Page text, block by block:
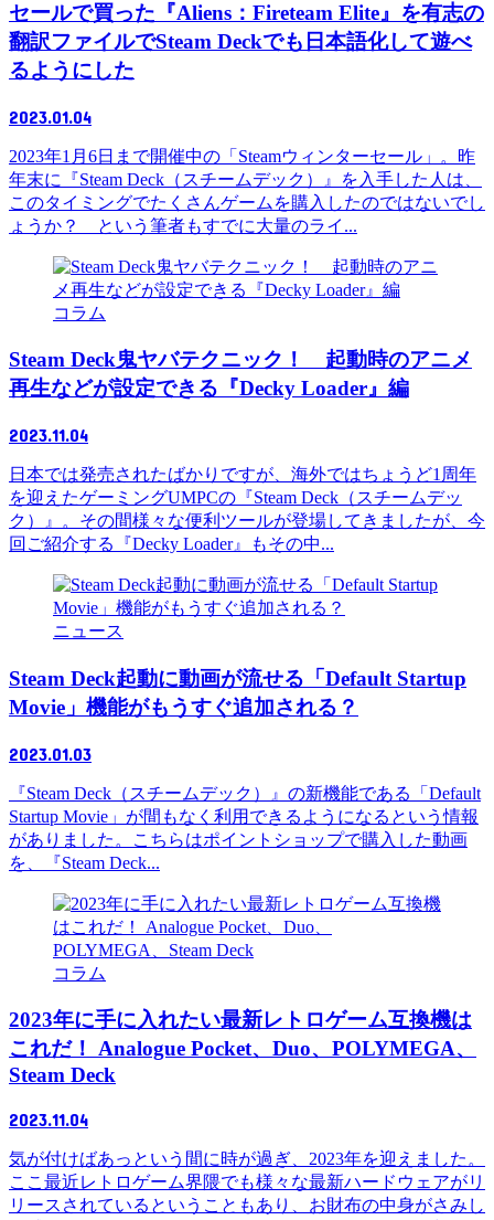
セールで買った『Aliens：Fireteam Elite』を有志の
翻訳ファイルでSteam Deckでも日本語化して遊べ
るようにした
2023.01.04
2023年1月6日まで開催中の「Steamウィンターセール」。昨
年末に『Steam Deck（スチームデック）』を入手した人は、
このタイミングでたくさんゲームを購入したのではないでし
ょうか？ という筆者もすでに大量のライ...
コラム
Steam Deck鬼ヤバテクニック！ 起動時のアニメ
再生などが設定できる『Decky Loader』編
2023.11.04
日本では発売されたばかりですが、海外ではちょうど1周年
を迎えたゲーミングUMPCの『Steam Deck（スチームデッ
ク）』。その間様々な便利ツールが登場してきましたが、今
回ご紹介する『Decky Loader』もその中...
ニュース
Steam Deck起動に動画が流せる「Default Startup
Movie」機能がもうすぐ追加される？
2023.01.03
『Steam Deck（スチームデック）』の新機能である「Default
Startup Movie」が間もなく利用できるようになるという情報
がありました。こちらはポイントショップで購入した動画
を、『Steam Deck...
コラム
2023年に手に入れたい最新レトロゲーム互換機は
これだ！ Analogue Pocket、Duo、POLYMEGA、
Steam Deck
2023.11.04
気が付けばあっという間に時が過ぎ、2023年を迎えました。
ここ最近レトロゲーム界隈でも様々な最新ハードウェアがリ
リースされているということもあり、お財布の中身がさみし